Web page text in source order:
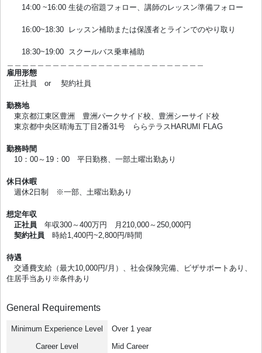
14:00 ~16:00 生徒の宿題フォロー、講師のレッスン準備フォロー
16:00~18:30 レッスン補助または保護者とラインでのやり取り
18:30~19:00 スクールバス乗車補助
雇用形態
正社員 or 契約社員
勤務地
東京都江東区豊洲 豊洲パークサイド校、豊洲シーサイド校
東京都中央区晴海五丁目2番31号 ららテラスHARUMI FLAG
勤務時間
10：00～19：00 平日勤務、一部土曜出勤あり
休日休暇
週休2日制 ※一部、土曜出勤あり
想定年収
正社員 年収300～400万円 月210,000～250,000円
契約社員 時給1,400円~2,800円/時間
待遇
交通費支給（最大10,000円/月）、社会保険完備、ビザサポートあり、
住居手当あり※条件あり
General Requirements
Minimum Experience Level
Over 1 year
Career Level
Mid Career